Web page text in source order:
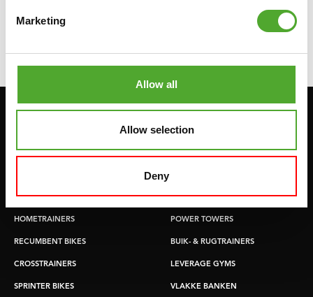
Marketing
Allow all
Allow selection
Deny
HOMETRAINERS
RECUMBENT BIKES
CROSSTRAINERS
SPRINTER BIKES
POWER TOWERS
BUIK- & RUGTRAINERS
LEVERAGE GYMS
VLAKKE BANKEN